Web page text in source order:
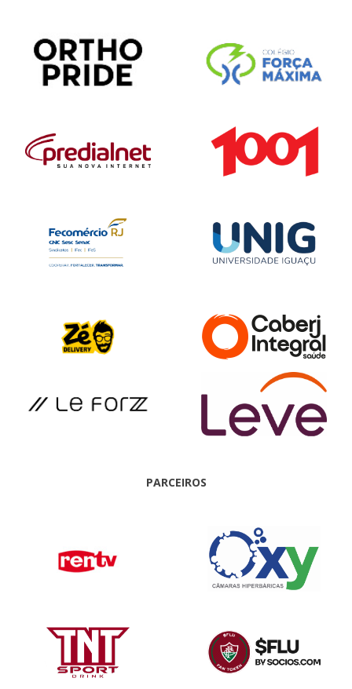
PARCEIROS